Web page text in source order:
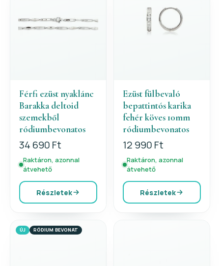
Férfi ezüst nyaklánc
Barakka deltoid
szemekből
ródiumbevonatos
34 690 Ft
Raktáron, azonnal
átvehető
Részletek
Ezüst fülbevaló
bepattintós karika
fehér köves 10mm
ródiumbevonatos
12 990 Ft
Raktáron, azonnal
átvehető
Részletek
ÚJ RÓDIUM BEVONAT